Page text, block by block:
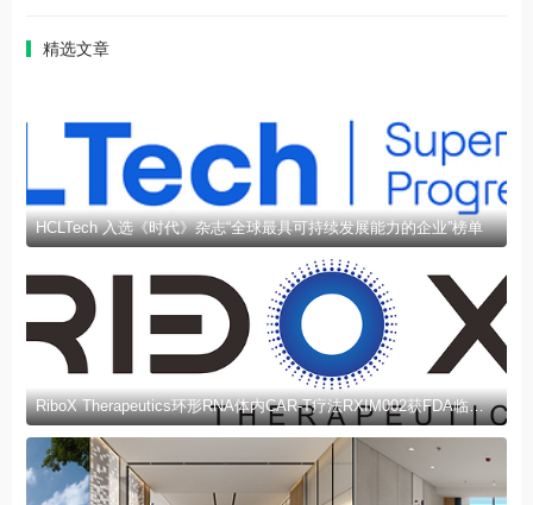
精选文章
HCLTech 入选《时代》杂志“全球最具可持续发展能力的企业”榜单
RiboX Therapeutics环形RNA体内CAR-T疗法RXIM002获FDA临床试验许可